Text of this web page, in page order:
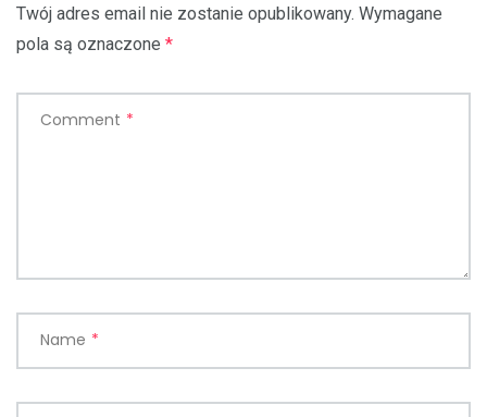
Twój adres email nie zostanie opublikowany. Wymagane
pola są oznaczone *
Comment *
Name *